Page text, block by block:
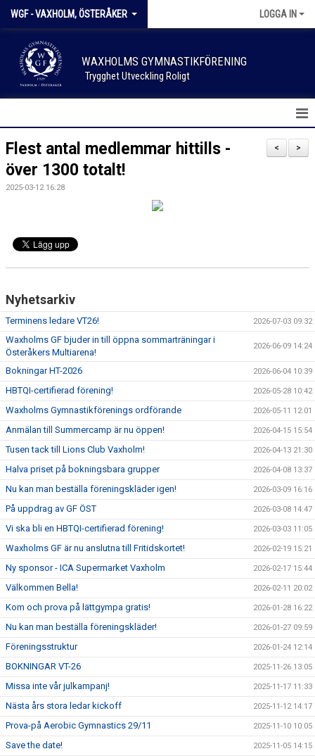
WGF - VAXHOLM, ÖSTERÅKER LOGGA IN
WAXHOLMS GYMNASTIKFÖRENING
Trygghet Utveckling Roligt
HEM
NYHETER
SKADEANMÄLAN
>
<
Flest antal medlemmar hittills -
över 1300 totalt!
2025-03-12 16:28
Nyhetsarkiv
Terminens ledare VT26! 2026-07-03 09:32
Waxholms GF bjuder in till öppna sommarträningar i
Österåkers Multiarena!
2026-06-09 14:24
Bokningar HT-2026 2026-06-04 10:39
HBTQI-certifierad förening! 2026-05-28 10:42
Waxholms Gymnastikförenings ordförande 2026-05-11 12:01
Anmälan till Summercamp är nu öppen! 2026-04-15 15:54
Tusen tack till Lions Club Vaxholm! 2026-04-13 21:30
Halva priset på bokningsbara grupper 2026-04-08 13:37
Nu kan man beställa föreningskläder igen! 2026-03-09 16:16
På uppdrag av GF ÖST 2026-03-08 14:47
Vi ska bli en HBTQI-certifierad förening! 2026-03-03 11:05
Waxholms GF är nu anslutna till Fritidskortet! 2026-02-19 15:21
Ny sponsor - ICA Supermarket Vaxholm 2026-02-17 15:44
Välkommen Bella! 2026-02-11 20:02
Kom och prova på lättgympa gratis! 2026-01-28 16:22
Nu kan man beställa föreningskläder! 2026-01-27 09:59
Föreningsstruktur 2026-01-24 12:14
BOKNINGAR VT-26 2025-11-26 13:05
Missa inte vår julkampanj! 2025-11-17 11:33
Nästa års stora ledar kickoff 2025-11-12 14:17
Prova-på Aerobic Gymnastics 29/11 2025-11-10 10:05
Save the date! 2025-11-05 14:15